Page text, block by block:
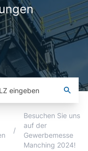
/
Besuchen Sie uns
auf der
Gewerbemesse
Manching 2024!